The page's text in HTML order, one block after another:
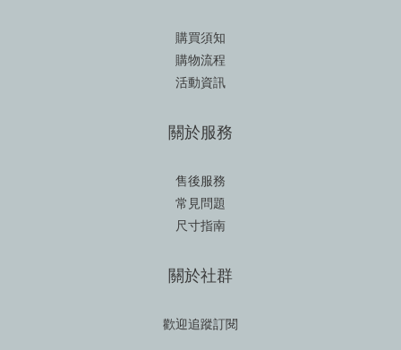
購買須知
購物流程
活動資訊
關於服務
售後服務
常見問題
尺寸指南
關於社群
歡迎追蹤訂閱